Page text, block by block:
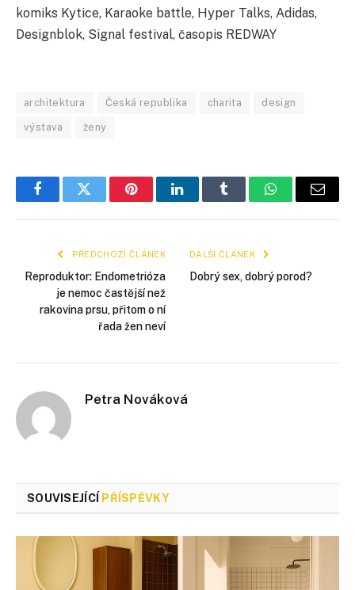
komiks Kytice, Karaoke battle, Hyper Talks, Adidas,
Designblok, Signal festival, časopis REDWAY
architektura Česká republika charita design
výstava ženy
FacebookTwitter PinterestLinkedInTumblr WhatsApp
E-
PŘEDCHOZÍ ČLÁNEK
Reproduktor: Endometrióza
je nemoc častější než
rakovina prsu, přitom o ní
řada žen neví
DALŠÍ ČLÁNEK
Dobrý sex, dobrý porod?
Petra Nováková
SOUVISEJÍCÍ PŘÍSPĚVKY